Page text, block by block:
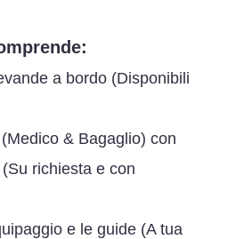
a bordo (Disponibili
& Bagaglio) con
(Su richiesta e con
e le guide (A tua